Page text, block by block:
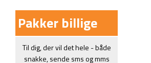
Pakker billige
Til dig, der vil det hele - både
snakke, sende sms og mms